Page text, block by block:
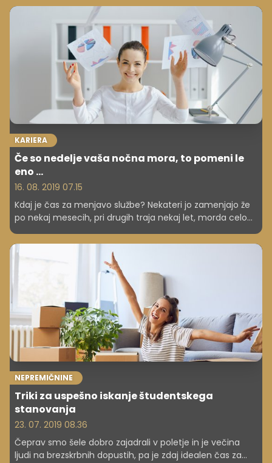
popularnimi ‘igračami’ zadnjih let, posebej med moškimi,
pa tudi ženske niso povsem imune na to modno muho.
O dronu kot delu popotniške opreme smo se pogovarjali
z Janezom Kotarjem, direktorjem Inštituta z razvoj
brezpilotnih sistemov in pionirjem uporabe dronov pri nas
ter enem največjih poznavalcev tega področja.
KARIERA
Če so nedelje vaša nočna mora, to pomeni le
eno ...
16. 08. 2019 07.15
Kdaj je čas za menjavo službe? Nekateri jo zamenjajo že
po nekaj mesecih, pri drugih traja nekaj let, morda celo
lahko nemogoči pogoji dela, neobvladljive razmere,
nekonstruktivni odnosi, nezmožnost napredovanja ali kaj
tretjega, kar spodbudi k spremembi. Če so vam sledeči
scenariji znani, je čas za konkretne ukrepe.
NEPREMIČNINE
Triki za uspešno iskanje študentskega
stanovanja
23. 07. 2019 08.36
Čeprav smo šele dobro zajadrali v poletje in je večina
ljudi na brezskrbnih dopustih, pa je zdaj idealen čas za